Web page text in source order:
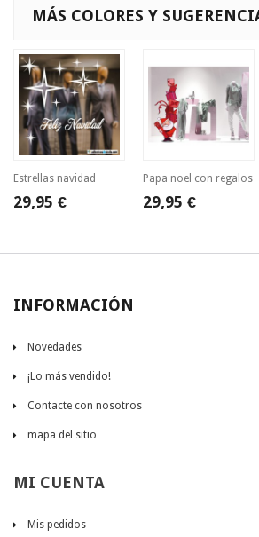
MÁS COLORES Y
Estrellas navidad
29,95 €
Papa noel con regalos
29,95 €
INFORMACIÓN
Novedades
¡Lo más vendido!
Contacte con nosotros
mapa del sitio
MI CUENTA
Mis pedidos